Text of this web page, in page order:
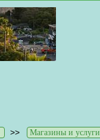
>> Магазины и услуги